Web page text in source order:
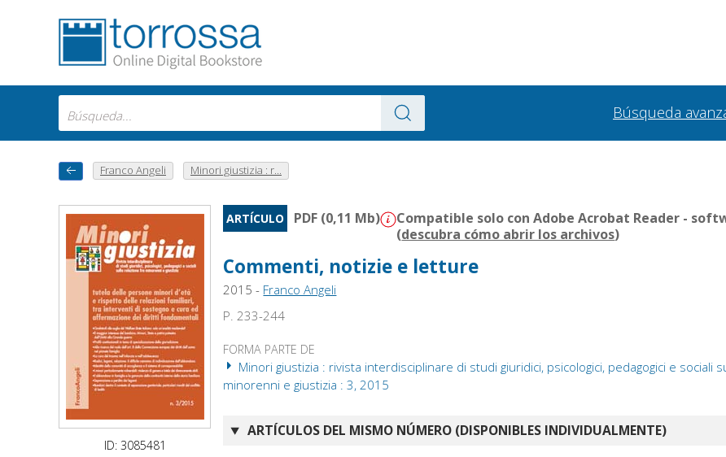
Búsqueda
Franco Angeli Minori giustizia : r...
ID: 3085481
ARTÍCULO PDF (0,11 Mb)
Compatible solo con Adobe Acrobat Reader -
(descubra cómo abrir los archivos)
Commenti, notizie e letture
2015 - Franco Angeli
P. 233-244
FORMA PARTE DE
Minori giustizia : rivista interdisciplinare di studi giuridici, psicologici, pedagogici e sociali
minorenni e giustizia : 3, 2015
ARTÍCULOS DEL MISMO NÚMERO (DISPONIBLES INDIVIDUALMENTE)